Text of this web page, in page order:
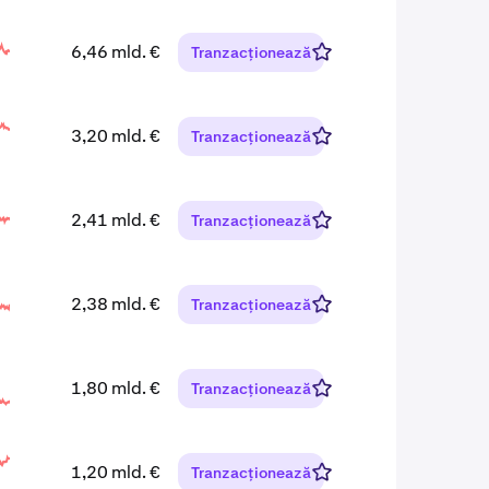
6,46 mld. € Tranzacționează
3,20 mld. € Tranzacționează
2,41 mld. € Tranzacționează
2,38 mld. € Tranzacționează
1,80 mld. € Tranzacționează
1,20 mld. € Tranzacționează